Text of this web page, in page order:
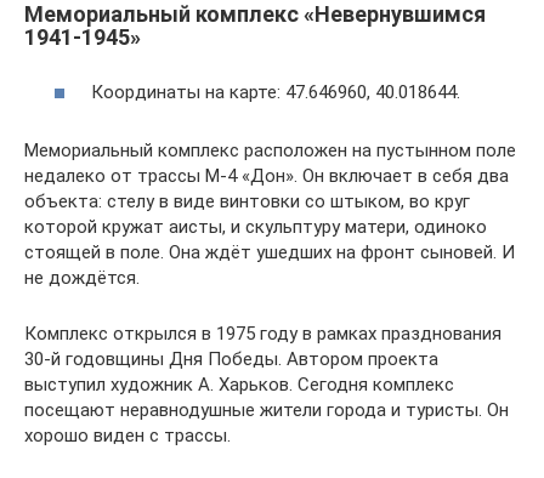
Мемориальный комплекс «Невернувшимся
1941-1945»
Координаты на карте: 47.646960, 40.018644.
Мемориальный комплекс расположен на пустынном поле
недалеко от трассы М-4 «Дон». Он включает в себя два
объекта: стелу в виде винтовки со штыком, во круг
которой кружат аисты, и скульптуру матери, одиноко
стоящей в поле. Она ждёт ушедших на фронт сыновей. И
не дождётся.
Комплекс открылся в 1975 году в рамках празднования
30-й годовщины Дня Победы. Автором проекта
выступил художник А. Харьков. Сегодня комплекс
посещают неравнодушные жители города и туристы. Он
хорошо виден с трассы.